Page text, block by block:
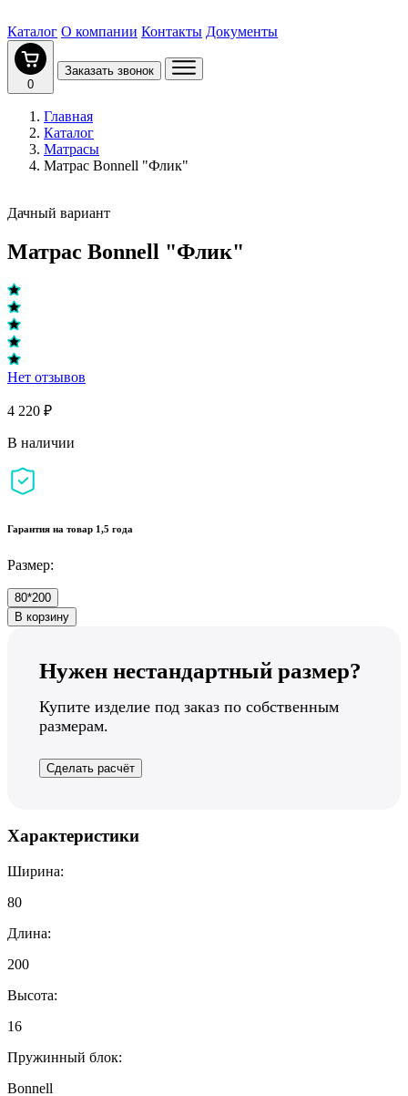
Каталог О компании Контакты Документы
0
Заказать звонок
Главная
Каталог
Матрасы
Матрас Bonnell "Флик"
Дачный вариант
Матрас Bonnell "Флик"
Нет отзывов
4 220 ₽
В наличии
Гарантия на товар 1,5 года
Размер:
80*200
В корзину
Нужен нестандартный размер?
Купите изделие под заказ по собственным
размерам.
Сделать расчёт
Характеристики
Ширина:
80
Длина:
200
Высота:
16
Пружинный блок:
Bonnell